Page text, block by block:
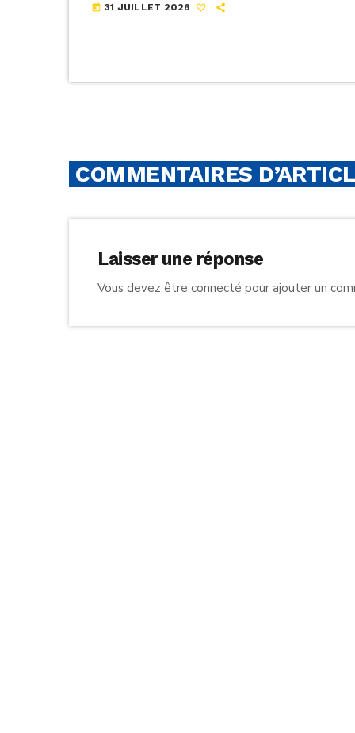
today 31 JUILLET 2026
COMMENTAIRES
Laisser une réponse
Vous devez être connecté pour ajouter un